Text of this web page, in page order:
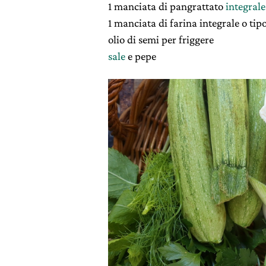
1 manciata di pangrattatointegrale
1 manciata di farina integrale o
olio di semi per friggere
salee pepe